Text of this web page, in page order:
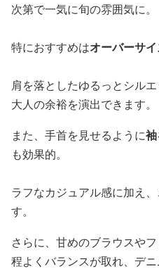
次第で一気に旬の雰囲気に。
特におすすめはオーバーサ
肩を落としたゆるっとシル
大人の余裕を演出できます。
また、手首を見せるように
も効果的。
ラフなカジュアル感に加え
す。
さらに、甘めのブラウスや
程よくバランスが取れ、デ